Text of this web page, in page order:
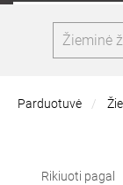
Žieminė
Parduotuvė
Rikiuoti pagal